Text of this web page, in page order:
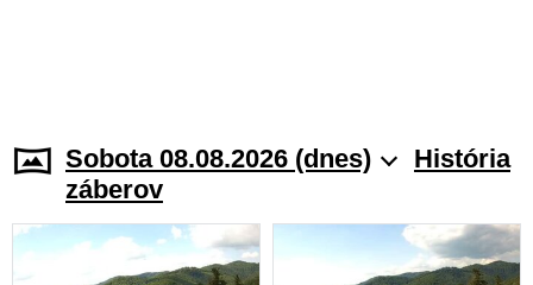
Sobota 08.08.2026 (dnes)
História
záberov